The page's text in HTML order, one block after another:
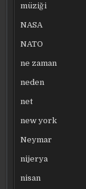
müziği
NASA
NATO
ne zaman
neden
net
new york
Neymar
nijerya
nisan